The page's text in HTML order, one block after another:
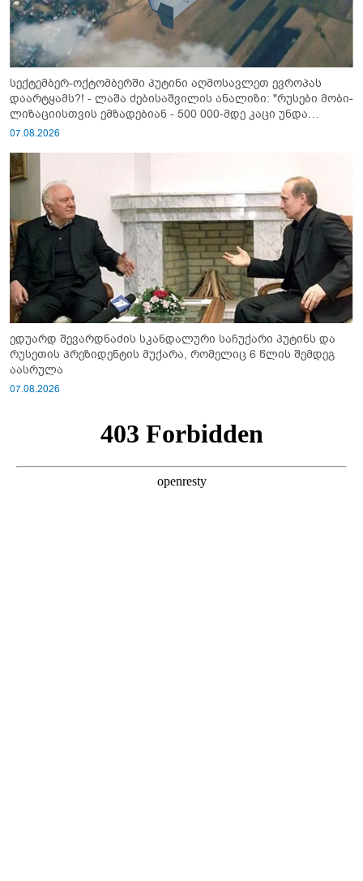
სექტემბერ-ოქტომბერში პუტინი აღმოსავლეთ ევროპას
დაარტყამს?! - ლაშა ძებისაშვილის ანალიზი: "რუსები მობი­
ლიზაციისთვის ემზადებიან - 500 000-მდე კაცი უნდა
გაიწვიონ ომში"
07.08.2026
ედუარდ შევარდნაძის სკანდალური საჩუქარი პუტინს და
რუსეთის პრეზიდენტის მუქარა, რომელიც 6 წლის შემდეგ
აასრულა
07.08.2026